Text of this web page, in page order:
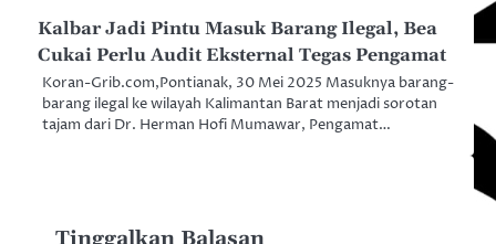
Kalbar Jadi Pintu Masuk Barang Ilegal, Bea
Cukai Perlu Audit Eksternal Tegas Pengamat
Koran-Grib.com,Pontianak, 30 Mei 2025 Masuknya barang-
barang ilegal ke wilayah Kalimantan Barat menjadi sorotan
tajam dari Dr. Herman Hofi Mumawar, Pengamat…